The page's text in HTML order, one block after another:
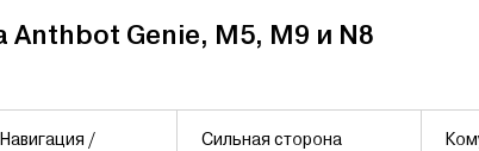
Anthbot Genie, M5, M9 и N8
Навигация /
Сильная сторона